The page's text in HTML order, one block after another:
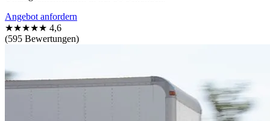
Angebot anfordern
★★★★★ 4,6
(595 Bewertungen)